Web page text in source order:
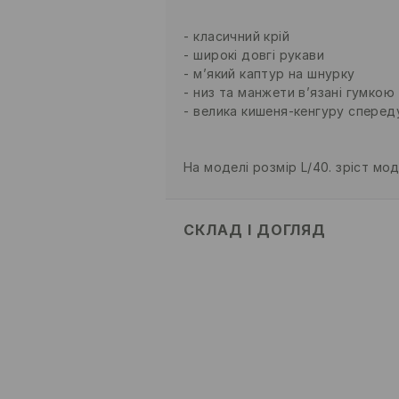
класичний крій
широкі довгі рукави
м’який каптур на шнурку
низ та манжети в’язані гумкою
велика кишеня-кенгуру
На моделі розмір L/40. зріст
СКЛАД І ДОГЛЯД